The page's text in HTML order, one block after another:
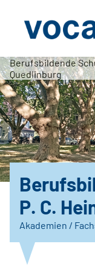
Berufsbildende
Quedlinburg
P. C.
Akademien /